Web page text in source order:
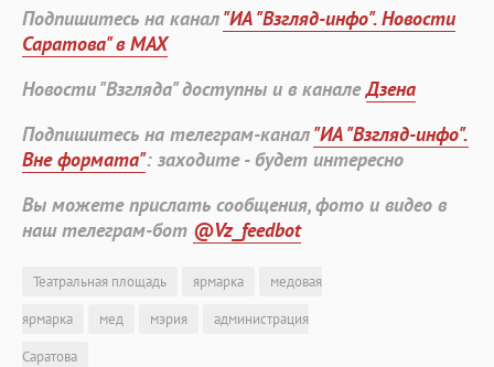
Подпишитесь на канал"ИА "Взгляд-инфо". Новости
Саратова" в MAX
Новости "Взгляда" доступны и в каналеДзена
Подпишитесь на телеграм-канал"ИА "Взгляд-инфо".
Вне формата": заходите - будет интересно
Вы можете прислать сообщения, фото и видео в
наш телеграм-бот @Vz_feedbot
Театральная площадь ярмарка
медовая
ярмарка
мед мэрия
администрация
Саратова